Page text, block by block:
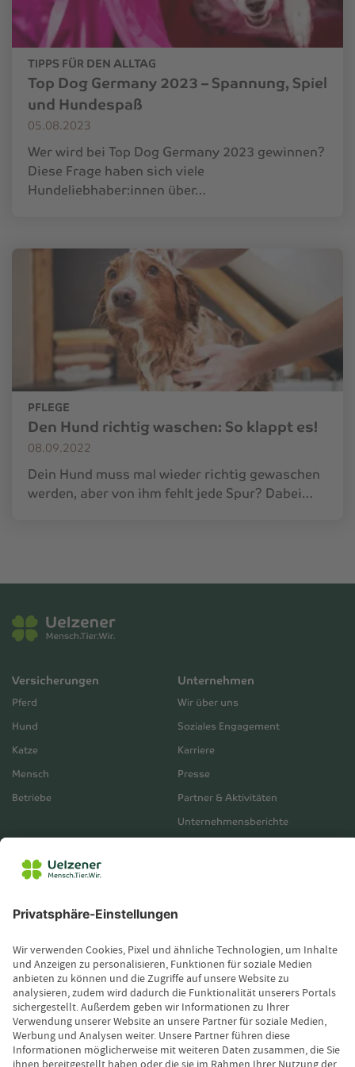
TIPPS FÜR DEN ALLTAG
Top Dog Germany 2023 – Spannung, Spiel
und Hundespaß
05.08.2023
Wer wird bei Top Dog Germany 2023 gewinnen?
Diese Frage haben sich viele
Hundeliebhaber:innen über…
PFLEGE
Den Hund richtig waschen: So klappt es!
08.09.2022
Dein Hund muss mal wieder richtig gewaschen
werden, aber von ihm fehlt jede Spur? Dabei…
Versicherungen
Pferd
Hund
Katze
Mensch
Betriebe
Unternehmen
Wir über uns
Soziales Engagement
Karriere
Presse
Partner & Aktivitäten
Unternehmensberichte
Servicebereich
Leistungsfall melden
Wissenswertes
Magazin
Newsletter-Anmeldung